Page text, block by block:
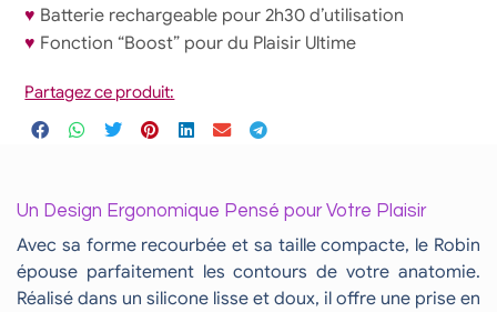
♥ Batterie rechargeable pour 2h30 d’utilisation
♥ Fonction “Boost” pour du Plaisir Ultime
Partagez ce produit:
Un Design Ergonomique Pensé pour Votre Plaisir
Avec sa forme recourbée et sa taille compacte, le Robin
épouse parfaitement les contours de votre anatomie.
Réalisé dans un silicone lisse et doux, il offre une prise en